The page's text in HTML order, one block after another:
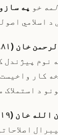
خو په
اسلامي
خان (۱۸۸۱-۱۹۰۱)
نوم پیژندل
کار واخیست
د استملاک
خان (۱۹۱۹-۱۹۲۹)